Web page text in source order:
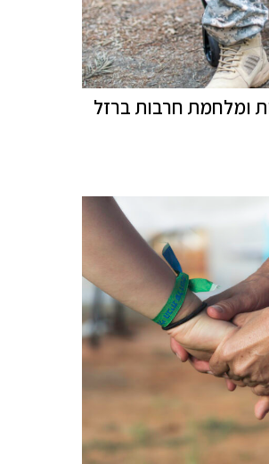
ומלחמת חרבות ברזל